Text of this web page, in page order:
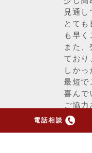
電話相談
見通し
とても
も早く
また
ており
しか
最短で
喜んで
ご協力